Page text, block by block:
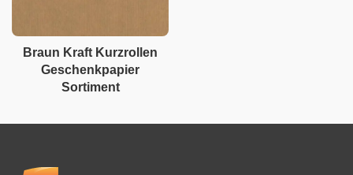
Braun Kraft Kurzrollen
Geschenkpapier
Sortiment